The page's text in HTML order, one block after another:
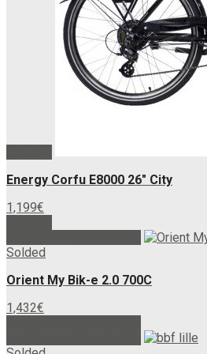
του
προϊόντος
Energy Corfu E8000 26″ City
1,199€
πολλαπλές
Οι
μπορούν
Solded
Orient My Bik-e 2.0 700C
1,432€